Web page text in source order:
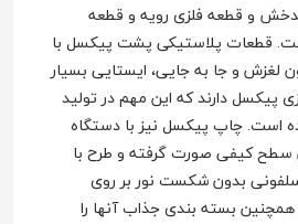
و قطعه فلزی رویه و قطعه
قطعات پلاستیکی پشت پیکسل با
و جا به جایی، ایستایی بسیار
پیکسل دارند که این مهم در تولید
است. چاپ پیکسل نیز با دستگاه
سطح کیفی صورت گرفته و طرح با
بدون شکست نور بر روی
بسته بندی جذاب آنها را